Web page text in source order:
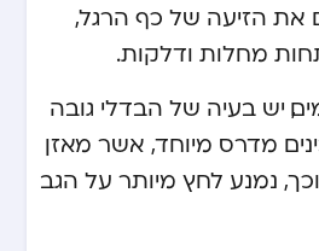
את הזיעה של כף הרגל,
מחלות ודלקות.
יש בעיה של הבדלי גובה
מדרס מיוחד, אשר מאזן
נמנע לחץ מיותר על הגב